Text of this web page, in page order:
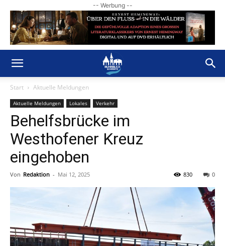
-- Werbung --
Start Aktuelle Meldungen
Aktuelle Meldungen Lokales Verkehr
Behelfsbrücke im
Westhofener Kreuz
eingehoben
Von Redaktion - Mai 12, 2025 0
830